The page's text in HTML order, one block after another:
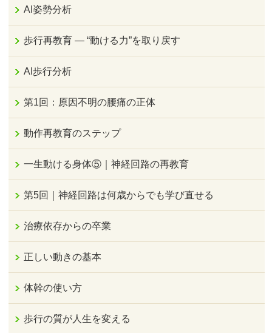
AI姿勢分析
歩行再教育 ― “動ける力”を取り戻す
AI歩行分析
第1回：原因不明の腰痛の正体
動作再教育のステップ
一生動ける身体⑤｜神経回路の再教育
第5回｜神経回路は何歳からでも学び直せる
治療依存からの卒業
正しい動きの基本
体幹の使い方
歩行の質が人生を変える